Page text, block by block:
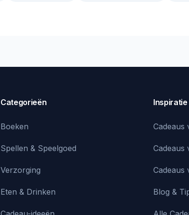
Categorieën
Boeken
Spellen & Speelgoed
Verzorging
Eten & Drinken
Inspiratie
Cadeaus
Cadeaus
Cadeaus
Blog &